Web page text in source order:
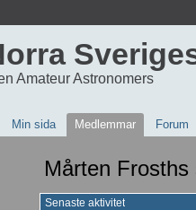
Amateur Astronomers
Min sida Medlemmar Forum
Mårten Frosths
Senaste aktivitet